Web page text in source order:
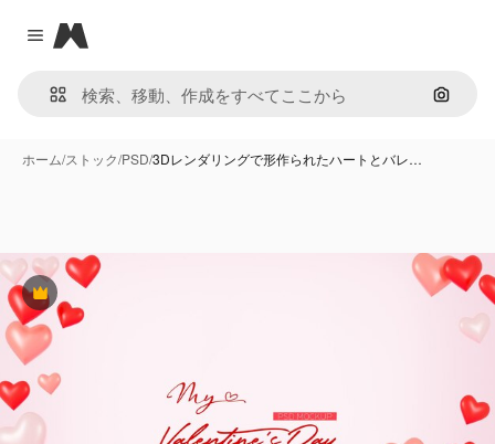
Close menu
Magnific
画像で
ホーム/ストック/PSD/3Dレンダリングで形作られたハートとバレ…
Premium